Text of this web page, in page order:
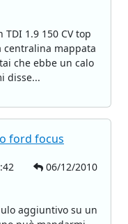
1.9 150 CV top
centralina mappata
che ebbe un calo
disse...
ford focus
06/12/2010
aggiuntivo su un